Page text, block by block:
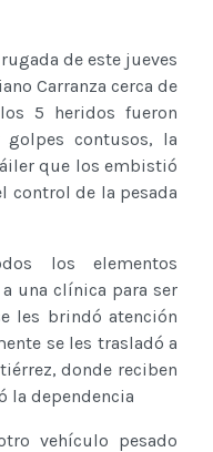
de este jueves
Carranza cerca de
5 heridos fueron
contusos, la
que los embistió
control de la pesada
los elementos
una clínica para ser
les brindó atención
se les trasladó a
donde reciben
la dependencia
vehículo pesado